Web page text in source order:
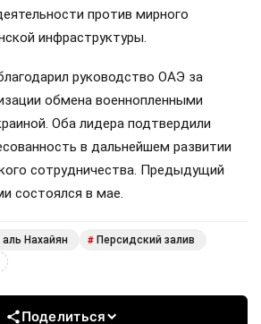
против мирного
инфраструктуры.
руководство ОАЭ за
обмена военнопленными
Оба лидера подтвердили
в дальнейшем развитии
сотрудничества. Предыдущий
состоялся в мае.
аль Нахайян # Персидский залив
Поделиться